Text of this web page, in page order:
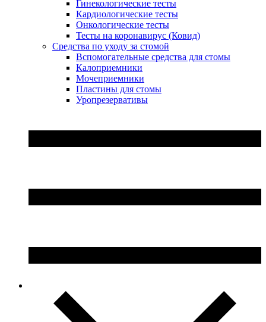
Гинекологические тесты
Кардиологические тесты
Онкологические тесты
Тесты на коронавирус (Ковид)
Средства по уходу за стомой
Вспомогательные средства для стомы
Калоприемники
Мочеприемники
Пластины для стомы
Уропрезервативы